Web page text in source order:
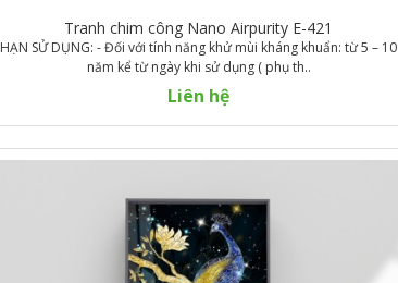
Tranh chim công Nano Airpurity E-421
HẠN SỬ DỤNG: - Đối với tính năng khử mùi kháng khuẩn: từ 5 – 10
năm kể từ ngày khi sử dụng ( phụ th..
Liên hệ